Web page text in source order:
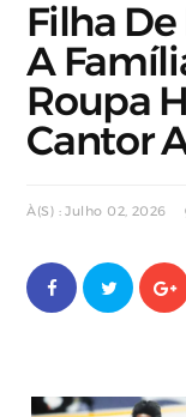
Filha
A
Roupa
Cantor
À(s) : Julho 02, 2026